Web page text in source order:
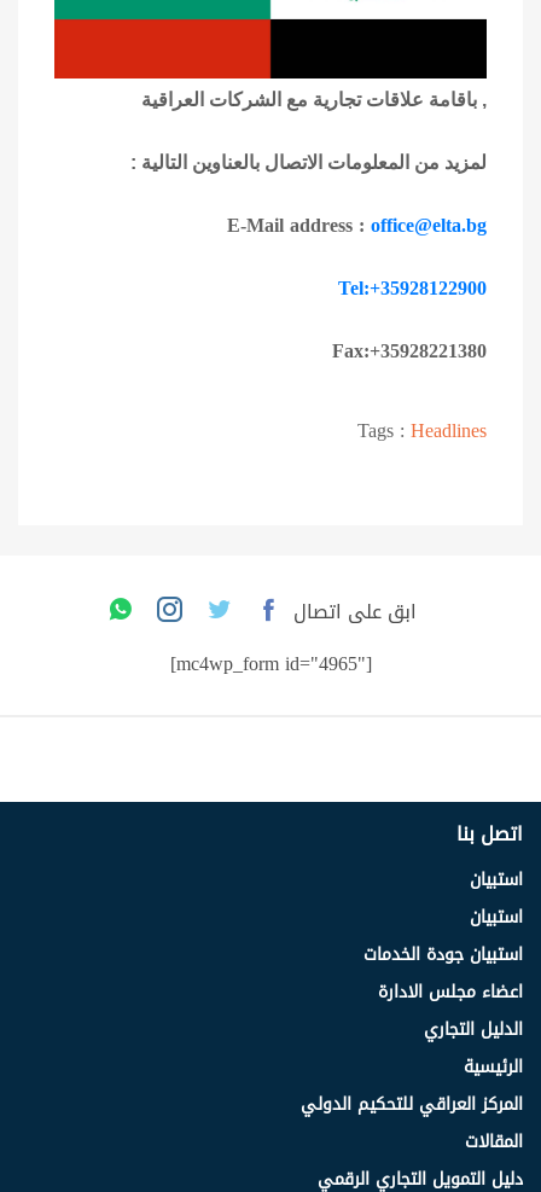
, باقامة علاقات تجارية مع الشركات العراقية
لمزيد من المعلومات الاتصال بالعناوين التالية :
E-Mail address :office@elta.bg
Tel:+35928122900
Fax:+35928221380
Tags :Headlines
ابق على اتصال
[mc4wp_form id="4965"]
اتصل بنا
استبيان
استبيان
استبيان جودة الخدمات
اعضاء مجلس الادارة
الدليل التجاري
الرئيسية
المركز العراقي للتحكيم الدولي
المقالات
دليل التمويل التجاري الرقمي